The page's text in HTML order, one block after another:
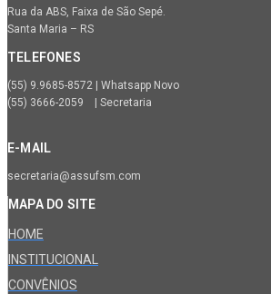
Rua da ABS, Faixa de São Sepé.
Santa Maria – RS
TELEFONES
(55) 9.9685-8572 | Whatsapp Novo
(55) 3666-2059 | Secretaria
E-MAIL
secretaria@assufsm.com
MAPA DO SITE
HOME
INSTITUCIONAL
CONVÊNIOS